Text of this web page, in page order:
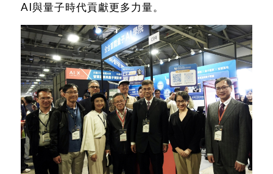
AI與量子時代貢獻更多力量。